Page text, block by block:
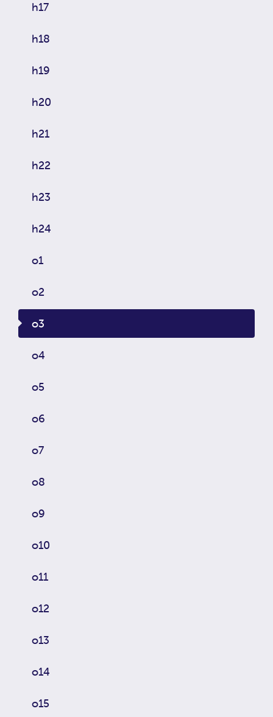
h17
h18
h19
h20
h21
h22
h23
h24
o1
o2
o3
o4
o5
o6
o7
o8
o9
o10
o11
o12
o13
o14
o15